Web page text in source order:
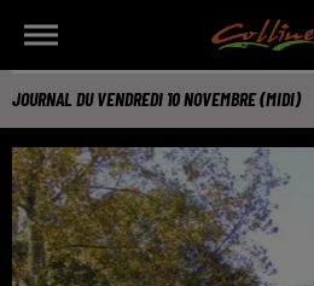
JOURNAL DU VENDREDI 10 NOVEMBRE (MIDI)